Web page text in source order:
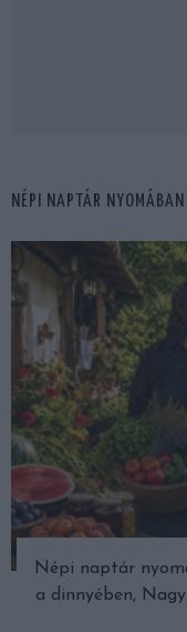
NÉPI NAPTÁR NYOMÁBAN
Népi naptár
a dinnyében,